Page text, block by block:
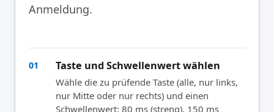
Anmeldung.
01 Taste und Schwellenwert wählen
Wähle die zu prüfende Taste (alle, nur links,
nur Mitte oder nur rechts) und einen
Schwellenwert: 80 ms (streng), 150 ms